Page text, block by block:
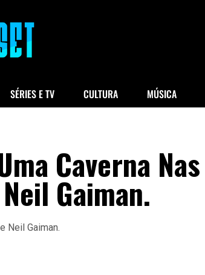
SÉRIES E TV CULTURA MÚSICA
Caverna Nas
Gaiman.